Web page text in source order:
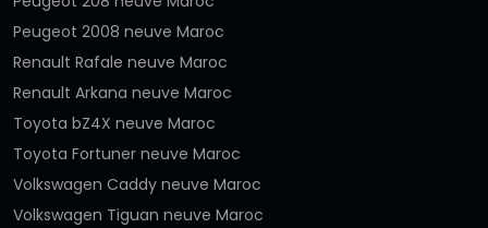
Peugeot 2008 neuve Maroc
Renault Rafale neuve Maroc
Renault Arkana neuve Maroc
Toyota bZ4X neuve Maroc
Toyota Fortuner neuve Maroc
Volkswagen Caddy neuve Maroc
Volkswagen Tiguan neuve Maroc